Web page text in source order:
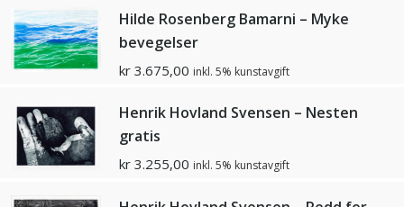
Hilde Rosenberg Bamarni – Myke
bevegelser
kr 3.675,00 inkl. 5% kunstavgift
Henrik Hovland Svensen – Nesten
gratis
kr 3.255,00 inkl. 5% kunstavgift